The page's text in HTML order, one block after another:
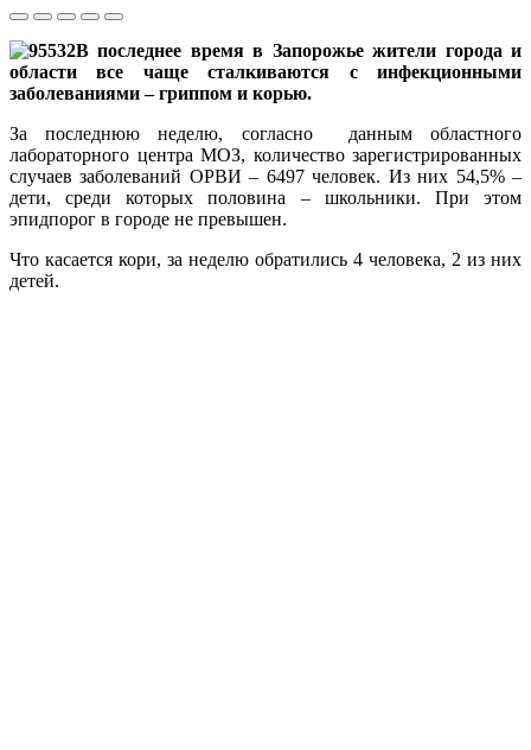
В последнее время в Запорожье жители города и
области все чаще сталкиваются с инфекционными
заболеваниями – гриппом и корью.
За последнюю неделю, согласно данным областного
лабораторного центра МОЗ, количество зарегистрированных
случаев заболеваний ОРВИ – 6497 человек. Из них 54,5% –
дети, среди которых половина – школьники. При этом
эпидпорог в городе не превышен.
Что касается кори, за неделю обратились 4 человека, 2 из них
детей.